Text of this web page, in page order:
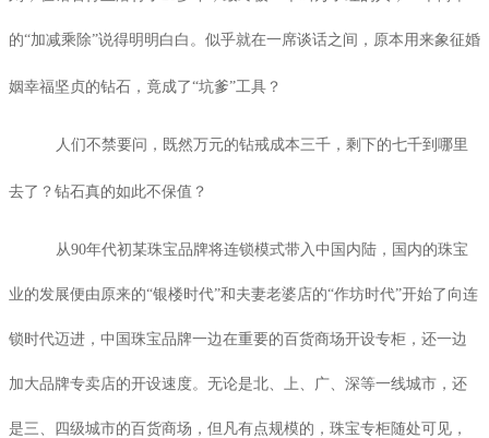
的“加减乘除”说得明明白白。似乎就在一席谈话之间，原本用来象征婚
姻幸福坚贞的钻石，竟成了“坑爹”工具？
人们不禁要问，既然万元的钻戒成本三千，剩下的七千到哪里
去了？钻石真的如此不保值？
从90年代初某珠宝品牌将连锁模式带入中国内陆，国内的珠宝
业的发展便由原来的“银楼时代”和夫妻老婆店的“作坊时代”开始了向连
锁时代迈进，中国珠宝品牌一边在重要的百货商场开设专柜，还一边
加大品牌专卖店的开设速度。无论是北、上、广、深等一线城市，还
是三、四级城市的百货商场，但凡有点规模的，珠宝专柜随处可见，